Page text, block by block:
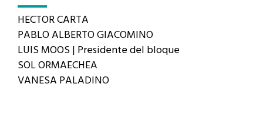
HECTOR CARTA
PABLO ALBERTO GIACOMINO
LUIS MOOS | Presidente del bloque
SOL ORMAECHEA
VANESA PALADINO